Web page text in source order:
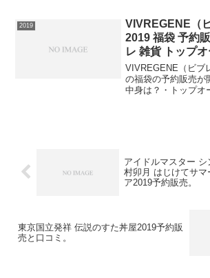
お願いします。
2019
VIVREGENE（
2019 福袋 予約
レ 雑貨 トップ
VIVREGENE（ビブ
の福袋の予約販売が
中身は？・トップオ
アイドルマスター
村卯月 はじけてサマ
ア2019予約販売。
東京国立発祥 伝説のすた丼屋2019予約販
売と口コミ。